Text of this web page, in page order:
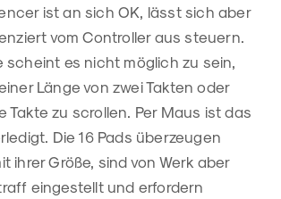
ist an sich OK, lässt sich aber
vom Controller aus steuern.
scheint es nicht möglich zu sein,
Länge von zwei Takten oder
Takte zu scrollen. Per Maus ist das
Die 16 Pads überzeugen
ihrer Größe, sind von Werk aber
eingestellt und erfordern